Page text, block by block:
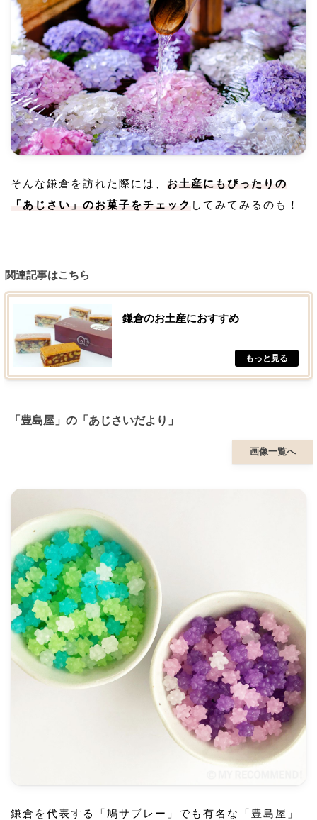
そんな鎌倉を訪れた際には、 お土産にもぴったりの
「あじさい」のお菓子をチェック してみてみるのも！
関連記事はこちら
鎌倉のお土産におすすめ
「豊島屋」の「あじさいだより」
画像一覧へ
鎌倉を代表する「鳩サブレー」でも有名な「豊島屋」